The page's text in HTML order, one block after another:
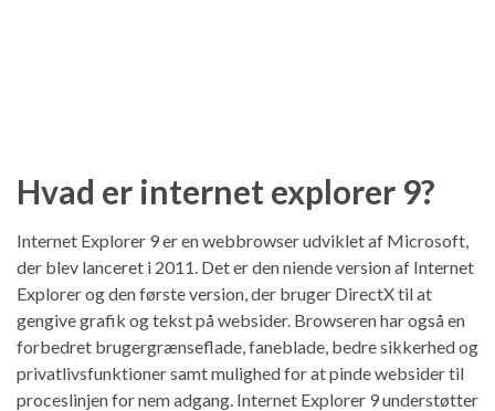
Hvad er internet explorer 9?
Internet Explorer 9 er en webbrowser udviklet af Microsoft,
der blev lanceret i 2011. Det er den niende version af Internet
Explorer og den første version, der bruger DirectX til at
gengive grafik og tekst på websider. Browseren har også en
forbedret brugergrænseflade, faneblade, bedre sikkerhed og
privatlivsfunktioner samt mulighed for at pinde websider til
proceslinjen for nem adgang. Internet Explorer 9 understøtter